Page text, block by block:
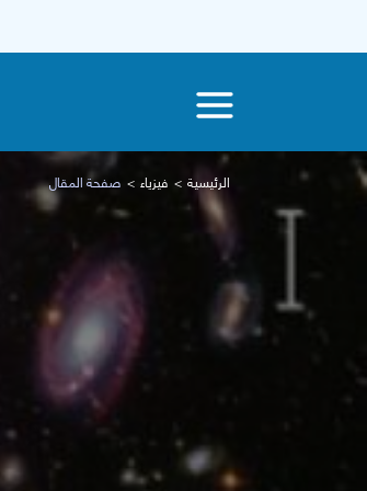
الرئيسية فيزياء صفحة المقال